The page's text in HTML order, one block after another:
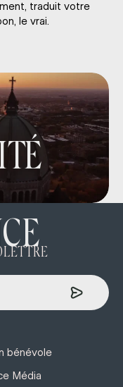
traduit votre
le vrai.
bénévole
Média